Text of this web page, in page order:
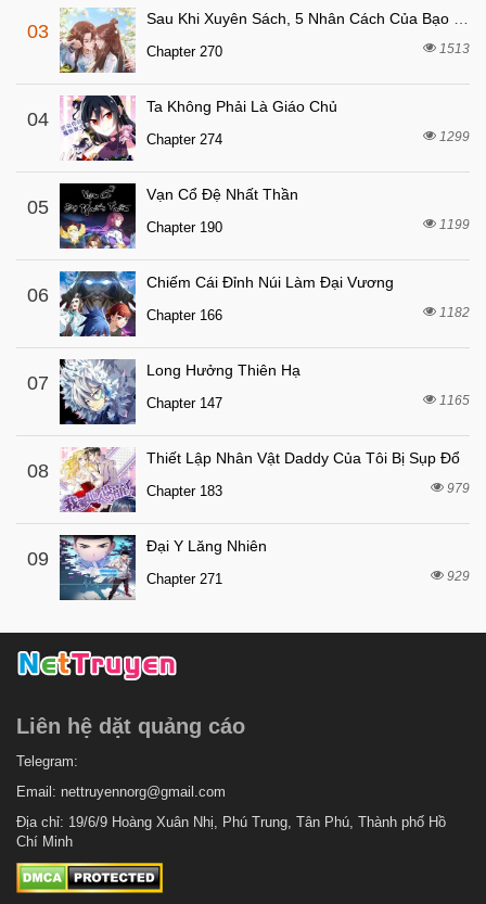
Chapter 8
Chapter 7
Chapter 6 7 tháng trước
Chapter 5 7 tháng trước
Chapter 4
Chapter 3 7 tháng trước
Chapter 2.5
Chapter 2 7 tháng trước
Chapter 1
03
Chapter 270 1513
04
Ta Không Phải Là Giáo Chủ
Chapter 274 1299
05
Vạn Cổ Đệ Nhất Thần
Chapter 190 1199
06
Chiếm Cái Đỉnh Núi Làm Đại Vương
Chapter 166 1182
07
Long Hưởng Thiên Hạ
Chapter 147 1165
08
Thiết Lập Nhân Vật Daddy Của Tôi Bị Sụp Đổ
Chapter 183 979
09
Đại Y Lăng Nhiên
Chapter 271 929
Liên hệ dặt quảng cáo
Telegram:
Email: nettruyennorg@gmail.com
Địa chỉ: 19/6/9 Hoàng Xuân Nhị, Phú Trung, Tân Phú, Thành phố Hồ
Chí Minh